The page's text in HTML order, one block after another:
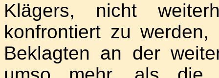
Klägers, nicht
konfrontiert zu
Beklagten an der